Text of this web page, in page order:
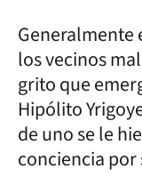
Generalmente
los vecinos
grito que
Hipólito
de uno se le
conciencia por